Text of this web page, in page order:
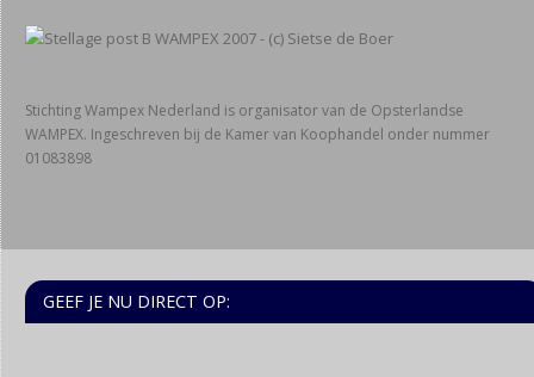
Stichting Wampex Nederland is organisator van de Opsterlandse
WAMPEX. Ingeschreven bij de Kamer van Koophandel onder nummer
01083898
GEEF JE NU DIRECT OP: